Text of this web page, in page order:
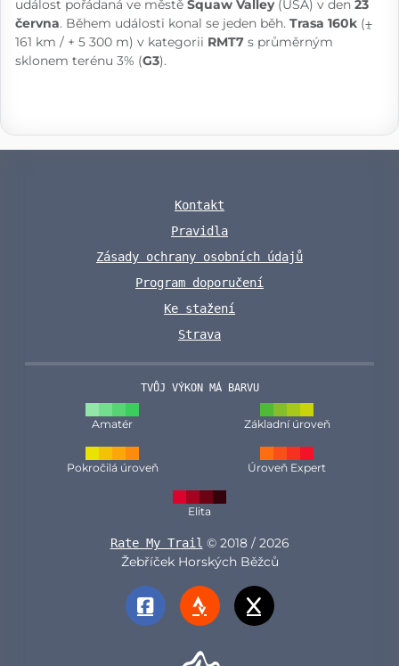
událost pořádaná ve městě Squaw Valley(USA) v den 23
června. Během události konal se jeden běh. Trasa 160k (⨦
161 km / + 5 300 m) v kategorii RMT7 s průměrným
sklonem terénu 3% (G3).
Kontakt
Pravidla
Zásady ochrany osobních údajů
Program doporučení
Ke stažení
Strava
TVŮJ VÝKON MÁ BARVU
Amatér Základní úroveň
Pokročilá úroveň Úroveň Expert
Elita
Rate My Trail © 2018 / 2026
Žebříček Horských Běžců